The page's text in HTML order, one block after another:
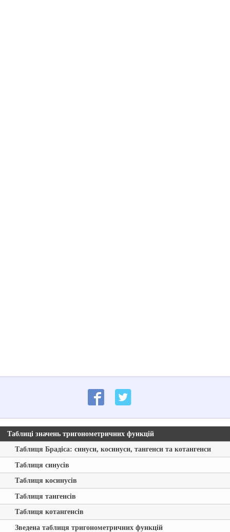
Таблиці значень тригонометричних функцій
Таблиця Брадіса: синуси, косинуси, тангенси та котангенси
Таблиця синусів
Таблиця косинусів
Таблиця тангенсів
Таблиця котангенсів
Зведена таблиця тригонометричних функцій